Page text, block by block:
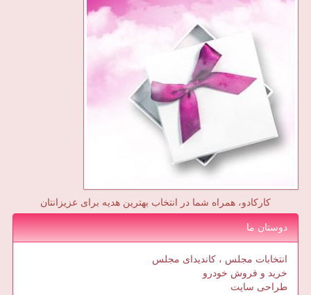
کارکادو، همراه شما در انتخاب بهترین هدیه برای عزیزانتان
دوستان ما
انتخابات مجلس ، کاندیدای مجلس
خرید و فروش خودرو
طراحی سایت